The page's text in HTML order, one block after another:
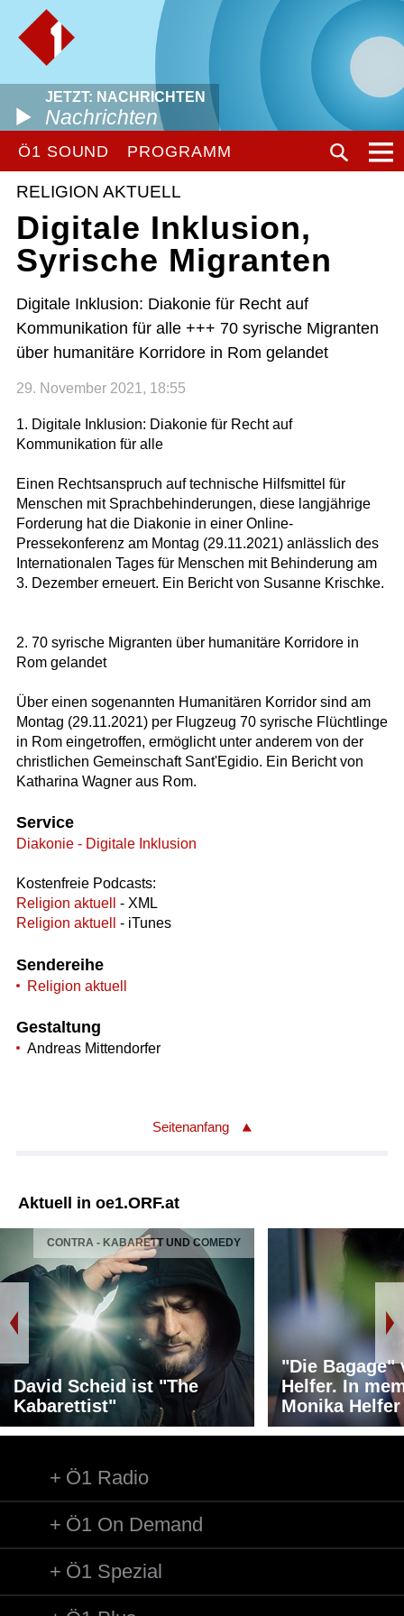
JETZT: NACHRICHTEN
Nachrichten
Ö1 SOUND PROGRAMM
RELIGION AKTUELL
Digitale Inklusion,
Syrische Migranten
Digitale Inklusion: Diakonie für Recht auf
Kommunikation für alle +++ 70 syrische Migranten
über humanitäre Korridore in Rom gelandet
29. November 2021, 18:55
1. Digitale Inklusion: Diakonie für Recht auf
Kommunikation für alle
Einen Rechtsanspruch auf technische Hilfsmittel für
Menschen mit Sprachbehinderungen, diese langjährige
Forderung hat die Diakonie in einer Online-
Pressekonferenz am Montag (29.11.2021) anlässlich des
Internationalen Tages für Menschen mit Behinderung am
3. Dezember erneuert. Ein Bericht von Susanne Krischke.
2. 70 syrische Migranten über humanitäre Korridore in
Rom gelandet
Über einen sogenannten Humanitären Korridor sind am
Montag (29.11.2021) per Flugzeug 70 syrische Flüchtlinge
in Rom eingetroffen, ermöglicht unter anderem von der
christlichen Gemeinschaft Sant'Egidio. Ein Bericht von
Katharina Wagner aus Rom.
Service
Diakonie - Digitale Inklusion
Kostenfreie Podcasts:
Religion aktuell
- XML
Religion aktuell
- iTunes
Sendereihe
Religion aktuell
Gestaltung
Andreas Mittendorfer
Seitenanfang
Aktuell in oe1.ORF.at
CONTRA - KABARETT UND COMEDY
David Scheid ist "The
Kabarettist"
"Die Bagage"
Helfer. In
Monika Helfer
Ö1 Radio
Ö1 On Demand
Ö1 Spezial